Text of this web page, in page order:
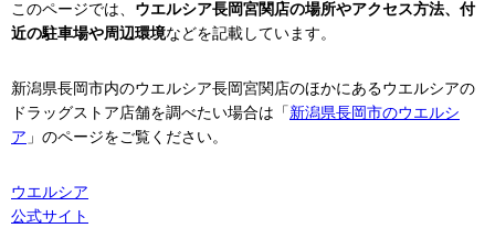
このページでは、 ウエルシア長岡宮関店の場所やアクセス方法、付
近の駐車場や周辺環境などを記載しています。
新潟県長岡市内のウエルシア長岡宮関店のほかにあるウエルシアの
ドラッグストア店舗を調べたい場合は「新潟県長岡市のウエルシ
ア 」のページをご覧ください。
ウエルシア
公式サイト